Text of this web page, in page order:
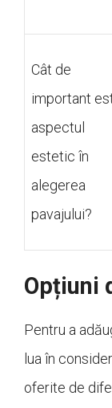
Cât de
important
aspectul
estetic în
alegerea
pavajului?
Opțiuni
Pentru a
lua în
oferite de